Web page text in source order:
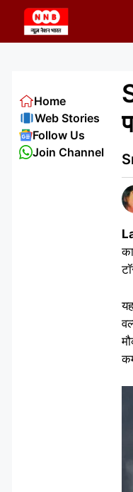
content
Home
Web Stories
Follow Us
Join Channel